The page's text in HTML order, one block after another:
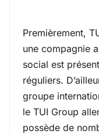
Premièrement,
une compagnie
social est
réguliers.
groupe
le TUI Group
possède de